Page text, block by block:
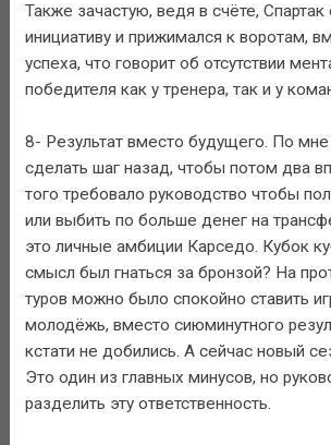
Также зачастую, ведя в счёте, Спартак
инициативу и прижимался к воротам,
успеха, что говорит об отсутствии
победителя как у тренера, так и у
8- Результат вместо будущего. По
сделать шаг назад, чтобы потом два
того требовало руководство чтобы
или выбить по больше денег на
это личные амбиции Карседо. Кубок
смысл был гнаться за бронзой? На
туров можно было спокойно ставить
молодёжь, вместо сиюминутного
кстати не добились. А сейчас новый
Это один из главных минусов, но
разделить эту ответственность.